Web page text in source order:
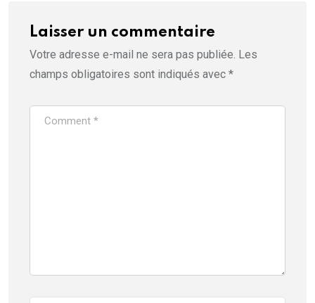
Laisser un commentaire
Votre adresse e-mail ne sera pas publiée. Les
champs obligatoires sont indiqués avec *